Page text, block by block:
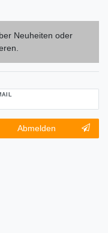
Neuheiten oder
Abmelden